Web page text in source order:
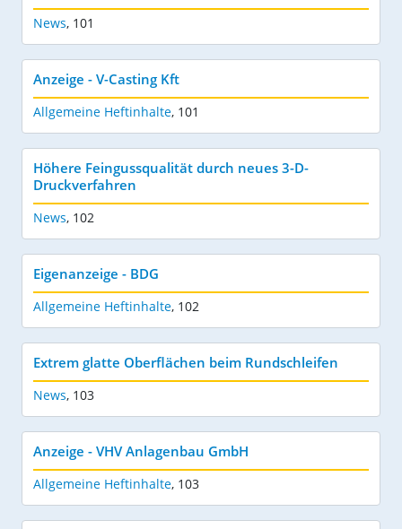
News, 101
Anzeige - V-Casting Kft
Allgemeine Heftinhalte, 101
Höhere Feingussqualität durch neues 3-D-
Druckverfahren
News, 102
Eigenanzeige - BDG
Allgemeine Heftinhalte, 102
Extrem glatte Oberflächen beim Rundschleifen
News, 103
Anzeige - VHV Anlagenbau GmbH
Allgemeine Heftinhalte, 103